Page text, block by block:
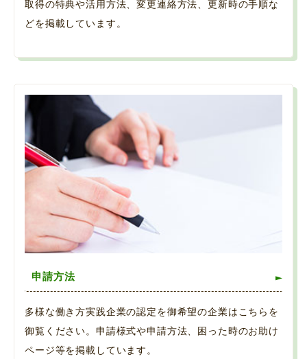
取得の特典や活用方法、変更連絡方法、更新時の手順な
どを掲載しています。
申請方法
多様な働き方実践企業の認定を御希望の企業はこちらを
御覧ください。申請様式や申請方法、困った時のお助け
ページ等を掲載しています。